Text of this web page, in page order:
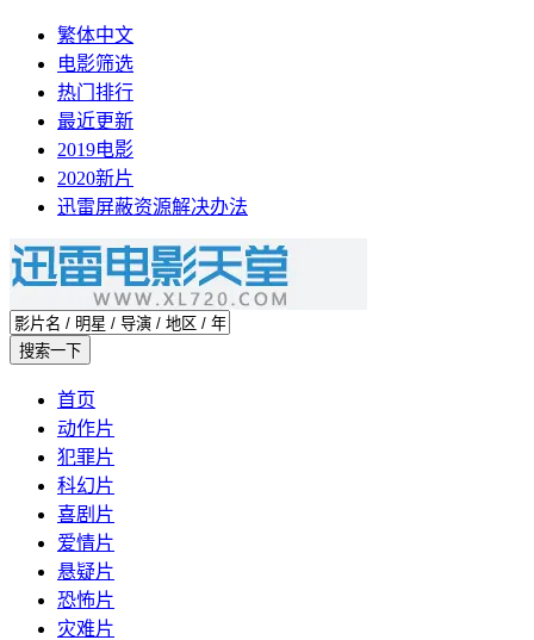
繁体中文
电影筛选
热门排行
最近更新
2019电影
2020新片
迅雷屏蔽资源解决办法
首页
动作片
犯罪片
科幻片
喜剧片
爱情片
悬疑片
恐怖片
灾难片